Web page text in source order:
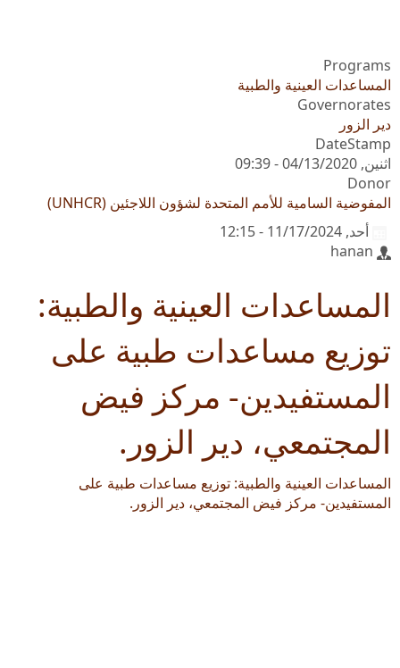
Programs
المساعدات العينية والطبية
Governorates
دير الزور
DateStamp
اثنين, 04/13/2020 - 09:39
Donor
المفوضية السامية للأمم المتحدة لشؤون اللاجئين (UNHCR)
أحد, 11/17/2024 - 12:15
hanan
المساعدات العينية والطبية:
توزيع مساعدات طبية على
المستفيدين- مركز فيض
المجتمعي، دير الزور.
المساعدات العينية والطبية: توزيع مساعدات طبية على
المستفيدين- مركز فيض المجتمعي، دير الزور.